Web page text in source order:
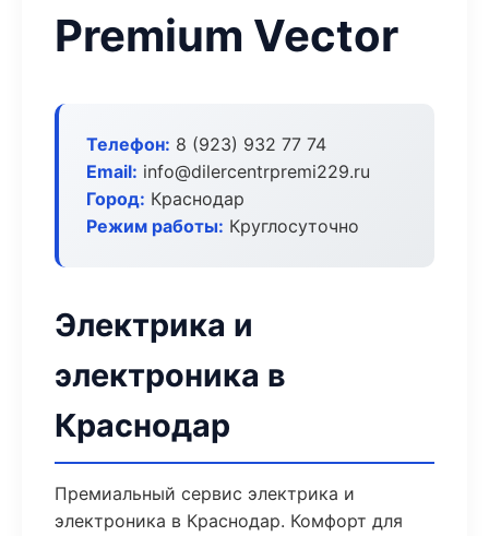
Premium Vector
Телефон: 8 (923) 932 77 74
Email: info@dilercentrpremi229.ru
Город: Краснодар
Режим работы: Круглосуточно
Электрика и
электроника в
Краснодар
Премиальный сервис электрика и
электроника в Краснодар. Комфорт для